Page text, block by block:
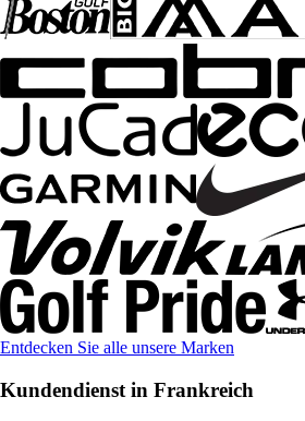
Entdecken Sie alle unsere Marken
Kundendienst in Frankreich